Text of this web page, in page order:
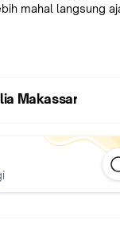
mahal langsung
LAPTOP ini
laptop baru di
Makassar